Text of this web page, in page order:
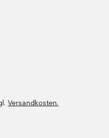
Versandkosten.